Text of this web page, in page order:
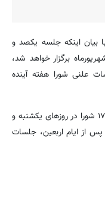
بیان اینکه جلسه یکصد و
برگزار خواهد شد،
علنی شورا هفته آینده
وی ادامه داد: بر همین اساس جلسه ۱۷۵ و ۱۷۶ شورا در روزهای یکشنبه و
و پس از ایام اربعین، جلسات